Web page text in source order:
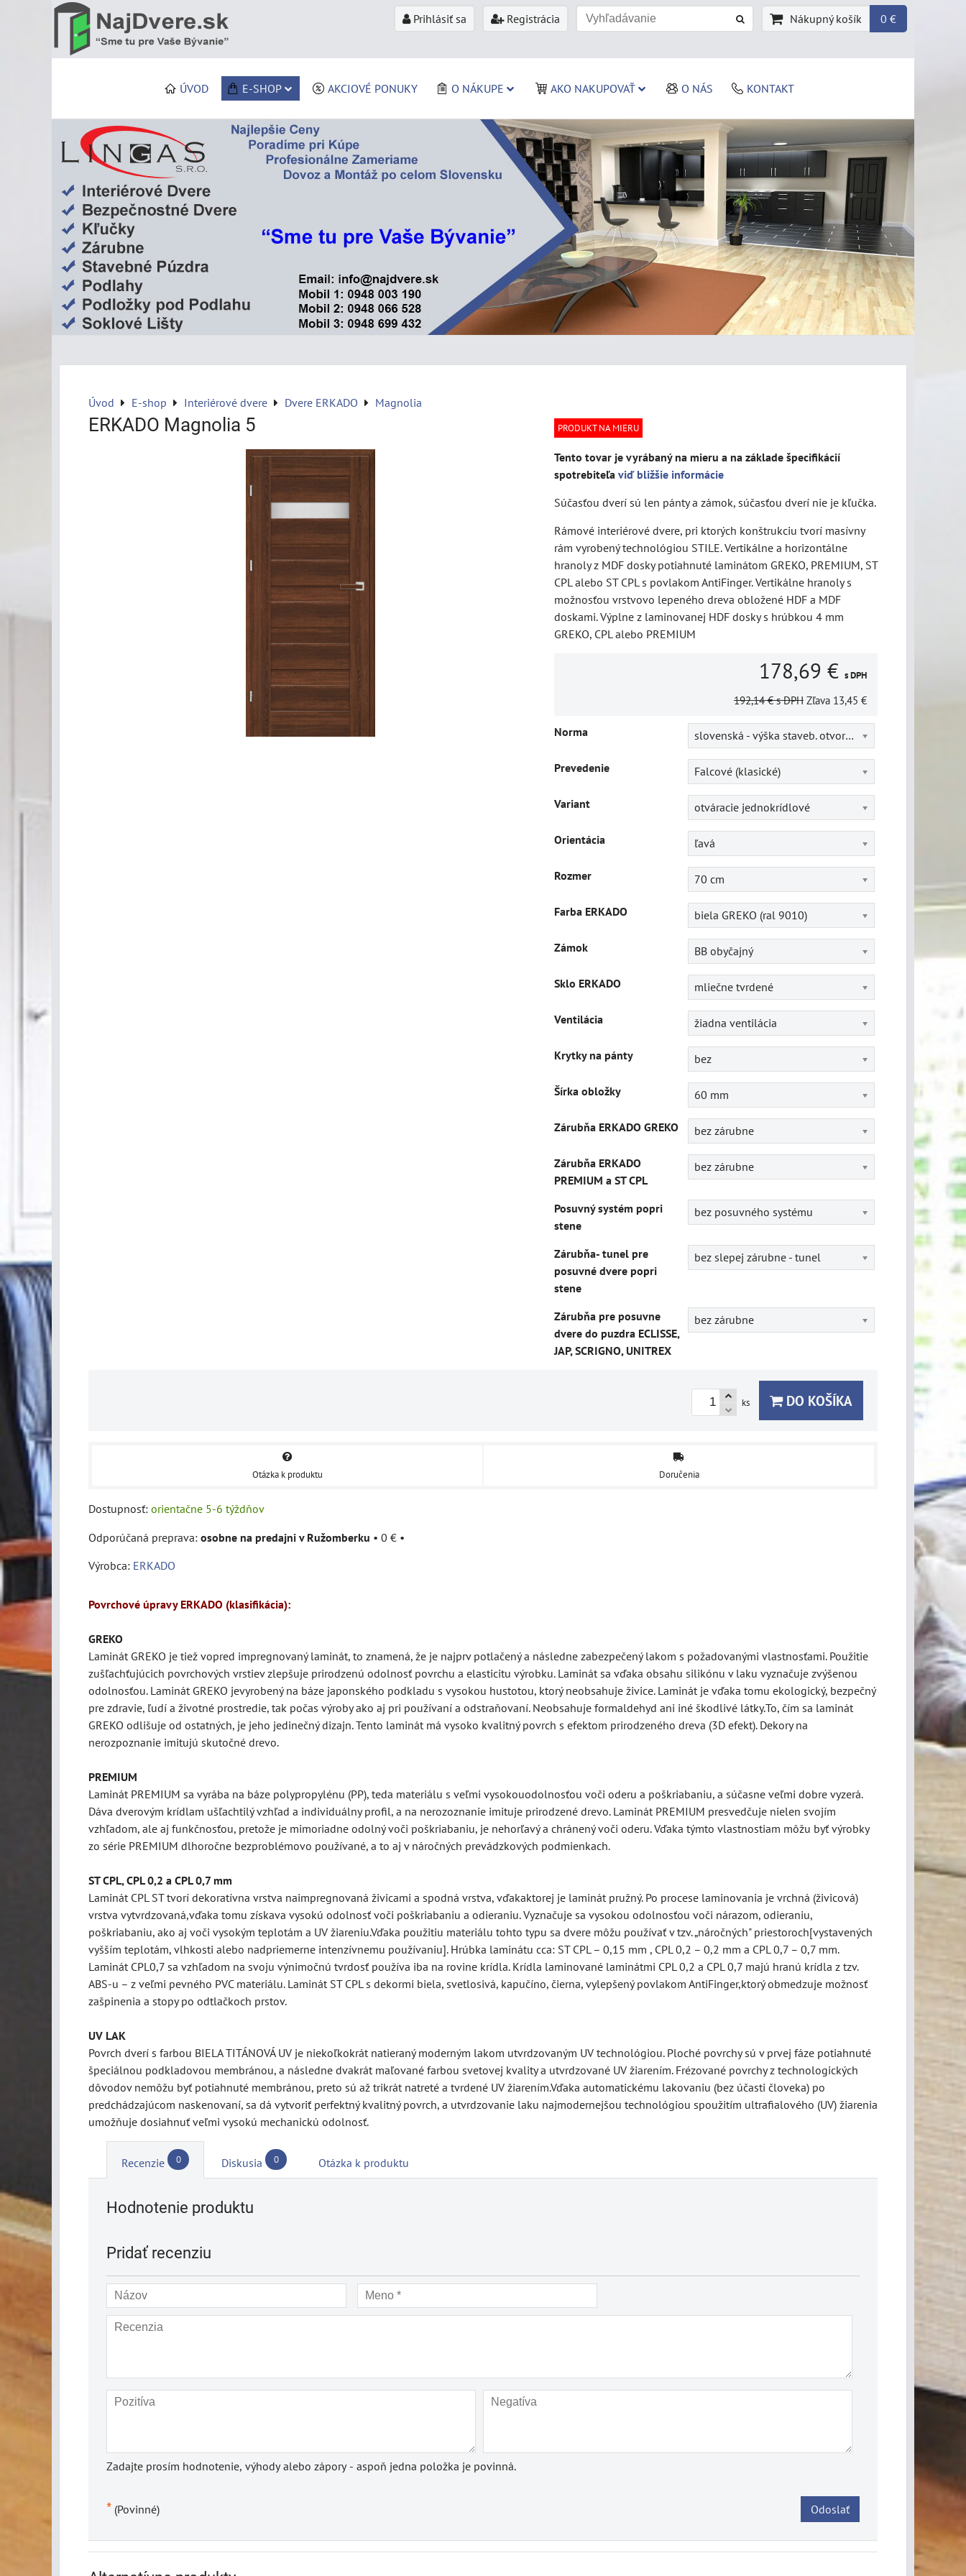
Prihlásiť sa Registrácia Nákupný košík 0 €
ÚVOD E-SHOP AKCIOVÉ PONUKY O NÁKUPE AKO NAKUPOVAŤ O NÁS KONTAKT
Úvod E-shop Interiérové dvere Dvere ERKADO Magnolia
ERKADO Magnolia 5 PRODUKT NA MIERU
Tento tovar je vyrábaný na mieru a na základe špecifikácií
spotrebiteľa viď bližšie informácie
Súčasťou dverí sú len pánty a zámok, súčasťou dverí nie je kľučka.
Rámové interiérové dvere, pri ktorých konštrukciu tvorí masívny
rám vyrobený technológiou STILE. Vertikálne a horizontálne
hranoly z MDF dosky potiahnuté laminátom GREKO, PREMIUM, ST
CPL alebo ST CPL s povlakom AntiFinger. Vertikálne hranoly s
možnosťou vrstvovo lepeného dreva obložené HDF a MDF
doskami. Výplne z laminovanej HDF dosky s hrúbkou 4 mm
GREKO, CPL alebo PREMIUM
178,69 € s DPH
192,14 € s DPH Zľava 13,45 €
Norma slovenská - výška staveb. otvoru = 202 cm
Prevedenie Falcové (klasické)
Variant otváracie jednokrídlové
Orientácia ľavá
Rozmer 70 cm
Farba ERKADO biela GREKO (ral 9010)
Zámok BB obyčajný
Sklo ERKADO mliečne tvrdené
Ventilácia žiadna ventilácia
Krytky na pánty bez
Šírka obložky 60 mm
Zárubňa ERKADO GREKO bez zárubne
Zárubňa ERKADO
PREMIUM a ST CPL
bez zárubne
Posuvný systém popri
stene
bez posuvného systému
Zárubňa- tunel pre
posuvné dvere popri
stene
bez slepej zárubne - tunel
Zárubňa pre posuvne
dvere do puzdra ECLISSE,
JAP, SCRIGNO, UNITREX
bez zárubne
ks DO KOŠÍKA
Otázka k produktu Doručenia
Dostupnosť: orientačne 5-6 týždňov
osobne na predajni v Ružomberku • 0 € •
Výrobca: ERKADO
Povrchové úpravy ERKADO (klasifikácia):
GREKO
Laminát GREKO je tiež vopred impregnovaný laminát, to znamená, že je najprv potlačený a následne zabezpečený lakom s požadovanými vlastnosťami. Použitie
zušľachťujúcich povrchových vrstiev zlepšuje prirodzenú odolnosť povrchu a elasticitu výrobku. Laminát sa vďaka obsahu silikónu v laku vyznačuje zvýšenou
odolnosťou. Laminát GREKO jevyrobený na báze japonského podkladu s vysokou hustotou, ktorý neobsahuje živice. Laminát je vďaka tomu ekologický, bezpečný
pre zdravie, ľudí a životné prostredie, tak počas výroby ako aj pri používaní a odstraňovaní. Neobsahuje formaldehyd ani iné škodlivé látky.To, čím sa laminát
GREKO odlišuje od ostatných, je jeho jedinečný dizajn. Tento laminát má vysoko kvalitný povrch s efektom prirodzeného dreva (3D efekt). Dekory na
nerozpoznanie imitujú skutočné drevo.
PREMIUM
Laminát PREMIUM sa vyrába na báze polypropylénu (PP), teda materiálu s veľmi vysokouodolnosťou voči oderu a poškriabaniu, a súčasne veľmi dobre vyzerá.
Dáva dverovým krídlam ušľachtilý vzhľad a individuálny profil, a na nerozoznanie imituje prirodzené drevo. Laminát PREMIUM presvedčuje nielen svojím
vzhľadom, ale aj funkčnosťou, pretože je mimoriadne odolný voči poškriabaniu, je nehorľavý a chránený voči oderu. Vďaka týmto vlastnostiam môžu byť výrobky
zo série PREMIUM dlhoročne bezproblémovo používané, a to aj v náročných prevádzkových podmienkach.
ST CPL, CPL 0,2 a CPL 0,7 mm
Laminát CPL ST tvorí dekoratívna vrstva naimpregnovaná živicami a spodná vrstva, vďakaktorej je laminát pružný. Po procese laminovania je vrchná (živicová)
vrstva vytvrdzovaná,vďaka tomu získava vysokú odolnosť voči poškriabaniu a odieraniu. Vyznačuje sa vysokou odolnosťou voči nárazom, odieraniu,
poškriabaniu, ako aj voči vysokým teplotám a UV žiareniu.Vďaka použitiu materiálu tohto typu sa dvere môžu používať v tzv. „náročných" priestoroch[vystavených
vyšším teplotám, vlhkosti alebo nadpriemerne intenzívnemu používaniu]. Hrúbka laminátu cca: ST CPL – 0,15 mm , CPL 0,2 – 0,2 mm a CPL 0,7 – 0,7 mm.
Laminát CPL0,7 sa vzhľadom na svoju výnimočnú tvrdosť používa iba na rovine krídla. Krídla laminované laminátmi CPL 0,2 a CPL 0,7 majú hranú krídla z tzv.
ABS-u – z veľmi pevného PVC materiálu. Laminát ST CPL s dekormi biela, svetlosivá, kapučíno, čierna, vylepšený povlakom AntiFinger,ktorý obmedzuje možnosť
zašpinenia a stopy po odtlačkoch prstov.
UV LAK
Povrch dverí s farbou BIELA TITÁNOVÁ UV je niekoľkokrát natieraný moderným lakom utvrdzovaným UV technológiou. Ploché povrchy sú v prvej fáze potiahnuté
špeciálnou podkladovou membránou, a následne dvakrát maľované farbou svetovej kvality a utvrdzované UV žiarením. Frézované povrchy z technologických
dôvodov nemôžu byť potiahnuté membránou, preto sú až trikrát natreté a tvrdené UV žiarením.Vďaka automatickému lakovaniu (bez účasti človeka) po
predchádzajúcom naskenovaní, sa dá vytvoriť perfektný kvalitný povrch, a utvrdzovanie laku najmodernejšou technológiou spoužitím ultrafialového (UV) žiarenia
umožňuje dosiahnuť veľmi vysokú mechanickú odolnosť.
Recenzie 0 Diskusia 0 Otázka k produktu
Hodnotenie produktu
Pridať recenziu
Zadajte prosím hodnotenie, výhody alebo zápory - aspoň jedna položka je povinná.
* (Povinné) Odoslať